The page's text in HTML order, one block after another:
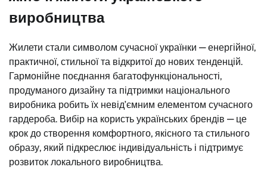
виробництва
Жилети стали символом сучасної українки — енергійної,
практичної, стильної та відкритої до нових тенденцій.
Гармонійне поєднання багатофункціональності,
продуманого дизайну та підтримки національного
виробника робить їх невід’ємним елементом сучасного
гардероба. Вибір на користь українських брендів — це
крок до створення комфортного, якісного та стильного
образу, який підкреслює індивідуальність і підтримує
розвиток локального виробництва.